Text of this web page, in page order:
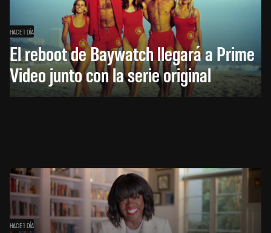
HACE 1 DÍA
El reboot de Baywatch llegará a Prime
Video junto con la serie original
HACE 1 DÍA